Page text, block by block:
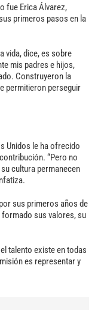
fue Erica Álvarez,
primeros pasos en la
vida, dice, es sobre
mis padres e hijos,
Construyeron la
permitieron perseguir
Unidos le ha ofrecido
“Pero no
cultura permanecen
sus primeros años de
formado sus valores, su
talento existe en todas
es representar y